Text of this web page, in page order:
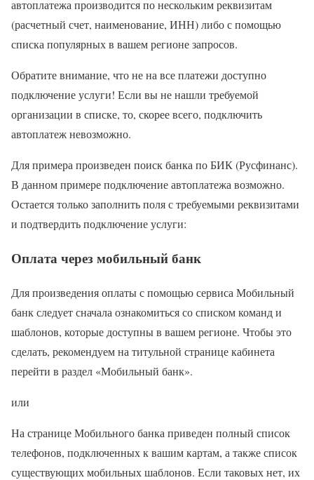
автоплатежа производится по нескольким реквизитам
(расчетный счет, наименование, ИНН) либо с помощью
списка популярных в вашем регионе запросов.
Обратите внимание, что не на все платежи доступно
подключение услуги! Если вы не нашли требуемой
организации в списке, то, скорее всего, подключить
автоплатеж невозможно.
Для примера произведен поиск банка по БИК (Русфинанс).
В данном примере подключение автоплатежа возможно.
Остается только заполнить поля с требуемыми реквизитами
и подтвердить подключение услуги:
Оплата через мобильный банк
Для произведения оплаты с помощью сервиса Мобильный
банк следует сначала ознакомиться со списком команд и
шаблонов, которые доступны в вашем регионе. Чтобы это
сделать, рекомендуем на титульной странице кабинета
перейти в раздел «Мобильный банк».
или
На странице Мобильного банка приведен полный список
телефонов, подключенных к вашим картам, а также список
существующих мобильных шаблонов. Если таковых нет, их